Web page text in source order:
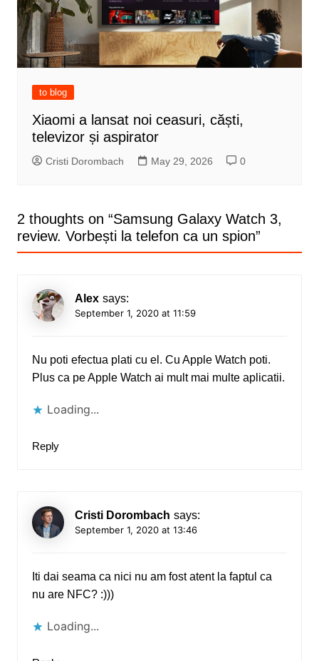
to blog
Xiaomi a lansat noi ceasuri, căști,
televizor și aspirator
Cristi Dorombach May 29, 2026 0
2 thoughts on “Samsung Galaxy Watch 3,
review. Vorbești la telefon ca un spion”
Alex says:
September 1, 2020 at 11:59
Nu poti efectua plati cu el. Cu Apple Watch poti.
Plus ca pe Apple Watch ai mult mai multe aplicatii.
Loading...
Reply
Cristi Dorombach says:
September 1, 2020 at 13:46
Iti dai seama ca nici nu am fost atent la faptul ca
nu are NFC? :)))
Loading...